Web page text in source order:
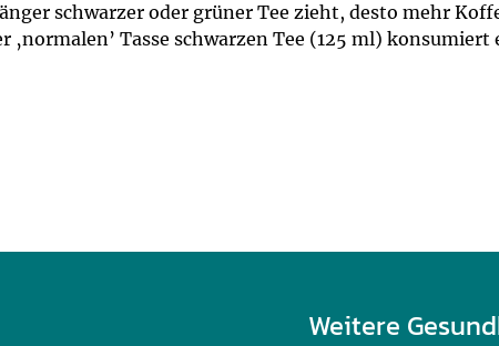
schwarzer oder grüner Tee zieht, desto mehr
Tasse schwarzen Tee (125 ml)
Weitere